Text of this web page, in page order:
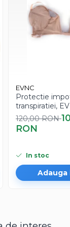
EVNC
Protectie
transpiratiei,
Shield,
transpiratia
120,00 RON
RON
In stoc
Adauga